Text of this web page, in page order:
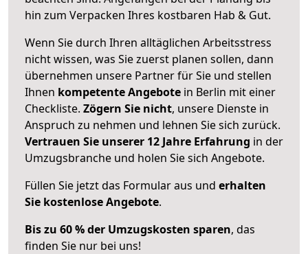
hin zum Verpacken Ihres kostbaren Hab & Gut.
Wenn Sie durch Ihren alltäglichen Arbeitsstress
nicht wissen, was Sie zuerst planen sollen, dann
übernehmen unsere Partner für Sie und stellen
Ihnen kompetente Angebote in Berlin mit einer
Checkliste. Zögern Sie nicht, unsere Dienste in
Anspruch zu nehmen und lehnen Sie sich zurück.
Vertrauen Sie unserer 12 Jahre Erfahrung in der
Umzugsbranche und holen Sie sich Angebote.
Füllen Sie jetzt das Formular aus und erhalten
Sie kostenlose Angebote.
Bis zu 60 % der Umzugskosten sparen, das
finden Sie nur bei uns!